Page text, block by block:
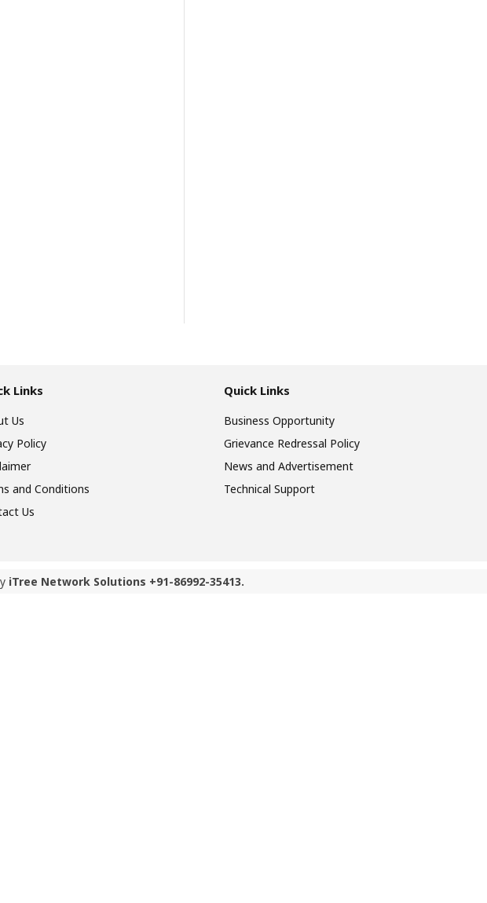
Links
Us
Policy
and Conditions
Us
Quick Links
Business Opportunity
Grievance Redressal Policy
News and Advertisement
Technical Support
iTree Network Solutions +91-86992-35413.